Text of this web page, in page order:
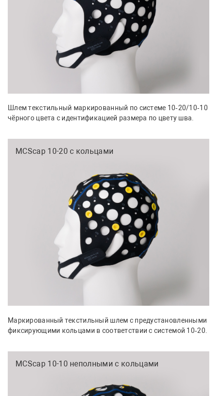
Шлем текстильный маркированный по системе 10‑20/10‑10
чёрного цвета с идентификацией размера по цвету шва.
MCScap 10-20 с кольцами
Маркированный текстильный шлем с предустановленными
фиксирующими кольцами в соответствии с системой 10‑20.
MCScap 10-10 неполными с кольцами